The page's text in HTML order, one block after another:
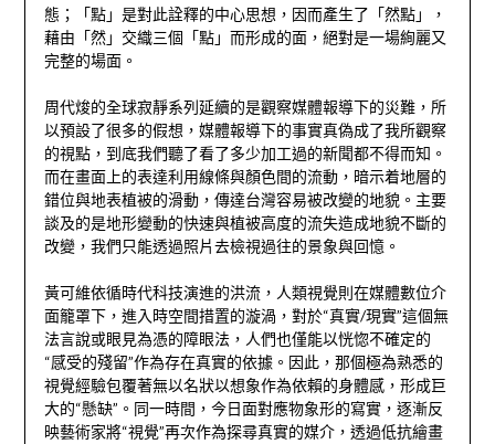
態；「點」是對此詮釋的中心思想，因而產生了「然點」，
藉由「然」交織三個「點」而形成的面，絕對是一場絢麗又
完整的場面。
周代焌的全球寂靜系列延續的是觀察媒體報導下的災難，所
以預設了很多的假想，媒體報導下的事實真偽成了我所觀察
的視點，到底我們聽了看了多少加工過的新聞都不得而知。
而在畫面上的表達利用線條與顏色間的流動，暗示着地層的
錯位與地表植被的滑動，傳達台灣容易被改變的地貌。主要
談及的是地形變動的快速與植被高度的流失造成地貌不斷的
改變，我們只能透過照片去檢視過往的景象與回憶。
黃可維依循時代科技演進的洪流，人類視覺則在媒體數位介
面籠罩下，進入時空間措置的漩渦，對於“真實/現實”這個無
法言說或眼見為憑的障眼法，人們也僅能以恍惚不確定的
“感受的殘留”作為存在真實的依據。因此，那個極為熟悉的
視覺經驗包覆著無以名狀以想象作為依賴的身體感，形成巨
大的“懸缺”。同一時間，今日面對應物象形的寫實，逐漸反
映藝術家將“視覺”再次作為探尋真實的媒介，透過低抗繪畫